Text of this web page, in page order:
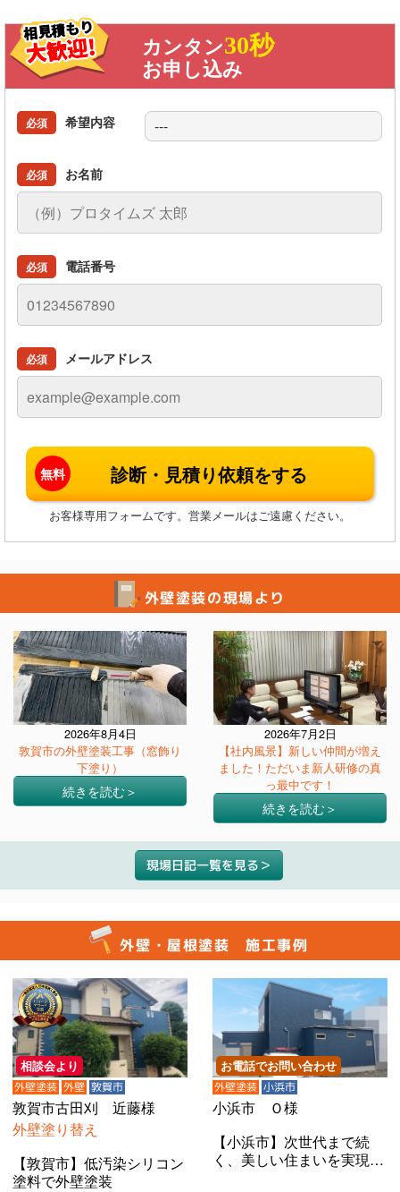
カンタン30秒
お申し込み
必須 希望内容
必須 お名前
必須 電話番号
必須 メールアドレス
お客様専用フォームです。営業メールはご遠慮ください。
外壁塗装の現場より
2026年8月4日
敦賀市の外壁塗装工事（窓飾り
下塗り）
続きを読む
2026年7月2日
【社内風景】新しい仲間が増え
ました！ただいま新人研修の真
っ最中です！
続きを読む
現場日記一覧を見る
外壁・屋根塗装 施工事例
相談会より
外壁塗装 外壁 敦賀市
敦賀市古田刈 近藤様
外壁塗り替え
【敦賀市】低汚染シリコン
塗料で外壁塗装
お電話でお問い合わせ
外壁塗装 小浜市
小浜市 Ｏ様
【小浜市】次世代まで続
く、美しい住まいを実現す